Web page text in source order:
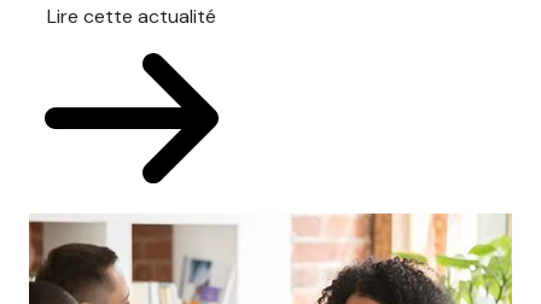
Lire cette actualité